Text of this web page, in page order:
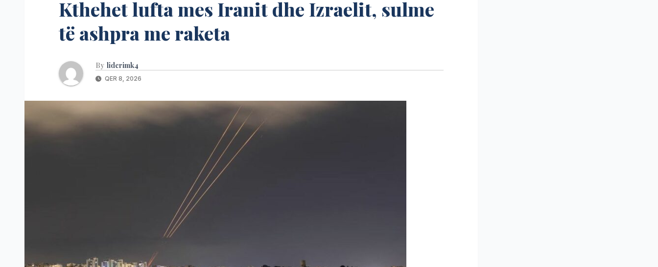
Kthehet lufta mes Iranit dhe Izraelit, sulme
të ashpra me raketa
By liderimk4
QER 8, 2026